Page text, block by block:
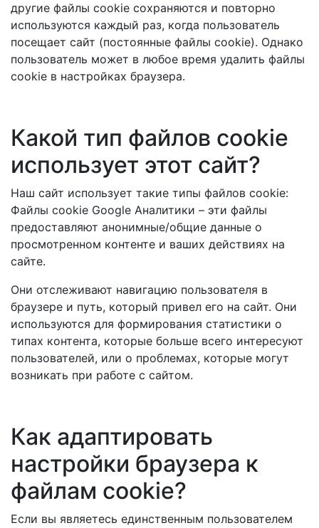
другие файлы cookie сохраняются и повторно
используются каждый раз, когда пользователь
посещает сайт (постоянные файлы cookie). Однако
пользователь может в любое время удалить файлы
cookie в настройках браузера.
Какой тип файлов cookie
использует этот сайт?
Наш сайт использует такие типы файлов cookie:
Файлы cookie Google Аналитики – эти файлы
предоставляют анонимные/общие данные о
просмотренном контенте и ваших действиях на
сайте.
Они отслеживают навигацию пользователя в
браузере и путь, который привел его на сайт. Они
используются для формирования статистики о
типах контента, которые больше всего интересуют
пользователей, или о проблемах, которые могут
возникать при работе с сайтом.
Как адаптировать
настройки браузера к
файлам cookie?
Если вы являетесь единственным пользователем